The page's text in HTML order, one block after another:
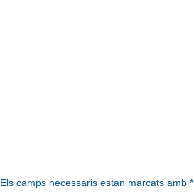
Els camps necessaris estan marcats amb*